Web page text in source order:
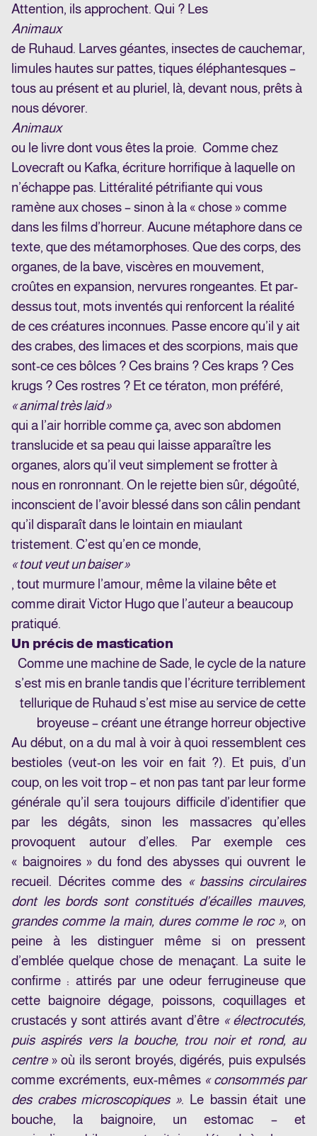
Attention, ils approchent. Qui ? Les
Animaux
de Ruhaud. Larves géantes, insectes de cauchemar,
limules hautes sur pattes, tiques éléphantesques –
tous au présent et au pluriel, là, devant nous, prêts à
nous dévorer.
Animaux
ou le livre dont vous êtes la proie. Comme chez
Lovecraft ou Kafka, écriture horrifique à laquelle on
n’échappe pas. Littéralité pétrifiante qui vous
ramène aux choses – sinon à la « chose » comme
dans les films d’horreur. Aucune métaphore dans ce
texte, que des métamorphoses. Que des corps, des
organes, de la bave, viscères en mouvement,
croûtes en expansion, nervures rongeantes. Et par-
dessus tout, mots inventés qui renforcent la réalité
de ces créatures inconnues. Passe encore qu’il y ait
des crabes, des limaces et des scorpions, mais que
sont-ce ces bôlces ? Ces brains ? Ces kraps ? Ces
krugs ? Ces rostres ? Et ce tératon, mon préféré,
« animal très laid »
qui a l’air horrible comme ça, avec son abdomen
translucide et sa peau qui laisse apparaître les
organes, alors qu’il veut simplement se frotter à
nous en ronronnant. On le rejette bien sûr, dégoûté,
inconscient de l’avoir blessé dans son câlin pendant
qu’il disparaît dans le lointain en miaulant
tristement. C’est qu’en ce monde,
« tout veut un baiser »
, tout murmure l’amour, même la vilaine bête et
comme dirait Victor Hugo que l’auteur a beaucoup
pratiqué.
Un précis de mastication
Comme une machine de Sade, le cycle de la nature
s’est mis en branle tandis que l’écriture terriblement
tellurique de Ruhaud s’est mise au service de cette
broyeuse – créant une étrange horreur objective
Au début, on a du mal à voir à quoi ressemblent ces
bestioles (veut-on les voir en fait ?). Et puis, d’un
coup, on les voit trop – et non pas tant par leur forme
générale qu’il sera toujours difficile d’identifier que
par les dégâts, sinon les massacres qu’elles
provoquent autour d’elles. Par exemple ces
« baignoires » du fond des abysses qui ouvrent le
recueil. Décrites comme des « bassins circulaires
dont les bords sont constitués d’écailles mauves,
grandes comme la main, dures comme le roc », on
peine à les distinguer même si on pressent
d’emblée quelque chose de menaçant. La suite le
confirme : attirés par une odeur ferrugineuse que
cette baignoire dégage, poissons, coquillages et
crustacés y sont attirés avant d’être « électrocutés,
puis aspirés vers la bouche, trou noir et rond, au
centre» où ils seront broyés, digérés, puis expulsés
comme excréments, eux-mêmes « consommés par
des crabes microscopiques ». Le bassin était une
bouche, la baignoire, un estomac – et